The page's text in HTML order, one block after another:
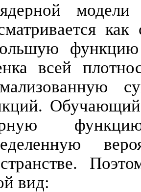
модели
всей
Обучающий
вид: